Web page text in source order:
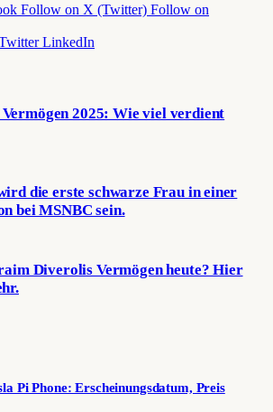
Follow on X (Twitter) Follow on
LinkedIn
2025: Wie viel verdient
die erste schwarze Frau in einer
bei MSNBC sein.
Diverolis Vermögen heute? Hier
Pi Phone: Erscheinungsdatum, Preis